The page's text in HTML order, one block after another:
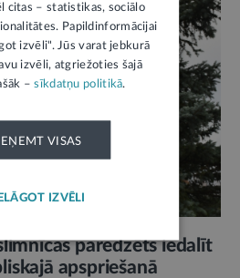
paredzēts iedalīt
apspriešanā
citas – statistikas, sociālo
Papildinformācijai
izvēli". Jūs varat jebkurā
izvēli, atgriežoties šajā
–sīkdatņu politikā.
VISAS
IZVĒLI